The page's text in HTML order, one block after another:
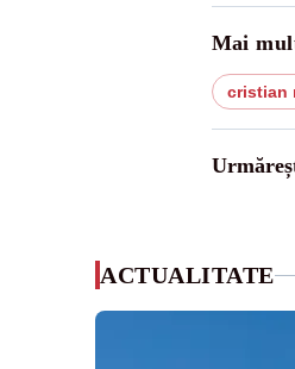
Mai
cristian
ACTUALITATE